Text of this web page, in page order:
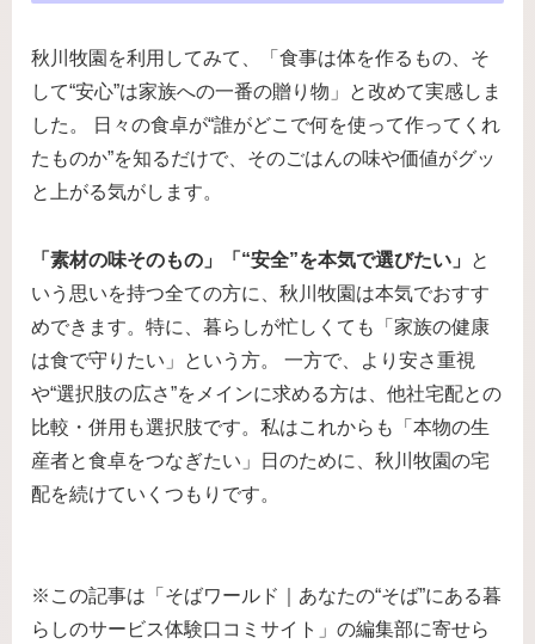
秋川牧園を利用してみて、「食事は体を作るもの、そ
して“安心”は家族への一番の贈り物」と改めて実感しま
した。 日々の食卓が“誰がどこで何を使って作ってくれ
たものか”を知るだけで、そのごはんの味や価値がグッ
と上がる気がします。
「素材の味そのもの」「“安全”を本気で選びたい」
と
いう思いを持つ全ての方に、秋川牧園は本気でおすす
めできます。特に、暮らしが忙しくても「家族の健康
は食で守りたい」という方。 一方で、より安さ重視
や“選択肢の広さ”をメインに求める方は、他社宅配との
比較・併用も選択肢です。私はこれからも「本物の生
産者と食卓をつなぎたい」日のために、秋川牧園の宅
配を続けていくつもりです。
※この記事は「そばワールド｜あなたの“そば”にある暮
らしのサービス体験口コミサイト」の編集部に寄せら